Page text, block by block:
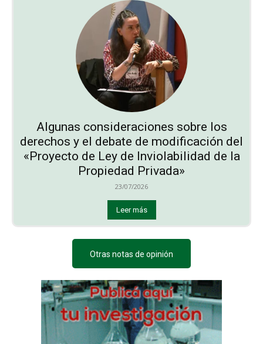
Algunas consideraciones sobre los
derechos y el debate de modificación del
«Proyecto de Ley de Inviolabilidad de la
Propiedad Privada»
23/07/2026
Leer más
Otras notas de opinión